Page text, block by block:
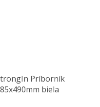
Príborník
biela